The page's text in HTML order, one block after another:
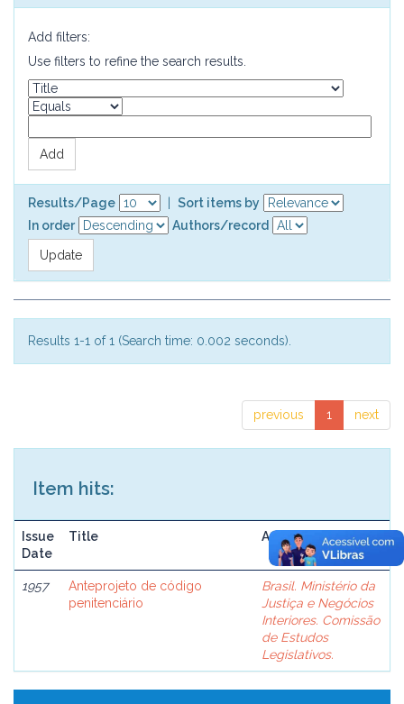
Add filters:
Use filters to refine the search results.
Results/Page
Sort items by
In order
Authors/record
Results 1-1 of 1 (Search time: 0.002 seconds).
previous 1 next
Item hits:
Issue
Date
Title Author(s)
1957
Anteprojeto de código
penitenciário
Brasil. Ministério da
Justiça e Negócios
Interiores. Comissão
de Estudos
Legislativos.